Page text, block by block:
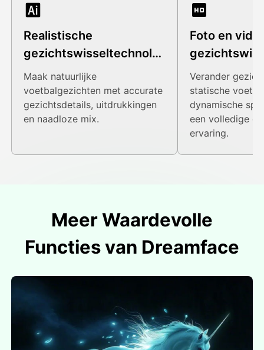
Realistische
gezichtswisseltechnolo
gie
Maak natuurlijke
voetbalgezichten met accurate
gezichtsdetails, uitdrukkingen
en naadloze mix.
Foto en
Verander
statische
dynamische
een volledige
ervaring.
Meer Waardevolle
Functies van Dreamface